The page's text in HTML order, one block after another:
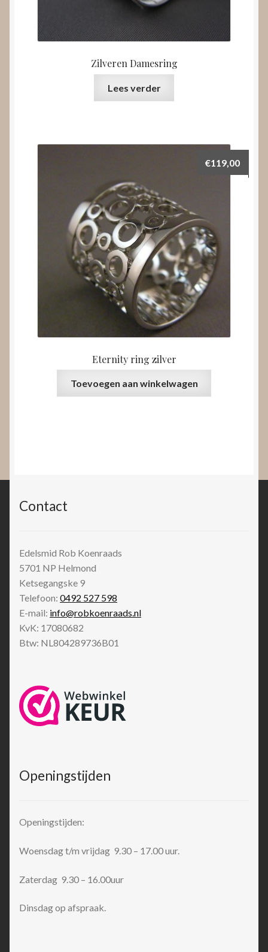
Zilveren Damesring
Lees verder
Eternity ring zilver
€119,00
Toevoegen aan winkelwagen
Contact
Edelsmid Rob Koenraads
5701 NP Helmond
Ketsegangske 9
Telefoon: 0492 527 598
E-mail: info@robkoenraads.nl
KvK: 17080682
Btw: NL804289736B01
Openingstijden
Openingstijden:
Woensdag t/m vrijdag 9.30 – 17.00 uur.
Zaterdag 9.30 – 16.00uur
Dinsdag op afspraak.